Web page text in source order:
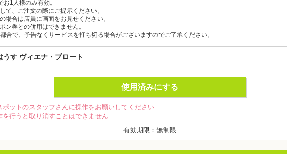
1人様のみ有効。
て、ご注文の際にご提示ください。
場合は店員に画面をお見せください。
ン券との併用はできません。
合で、予告なくサービスを打ち切る場合がございますのでご了承ください。
うす ヴィエナ・ブロート
使用済みにする
ットのスタッフさんに操作をお願いしてください
行うと取り消すことはできません
有効期限：無制限